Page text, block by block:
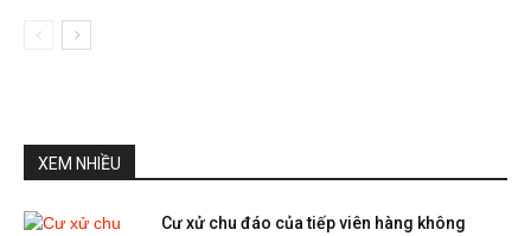
XEM NHIỀU
Cư xử chu đáo của tiếp viên hàng không